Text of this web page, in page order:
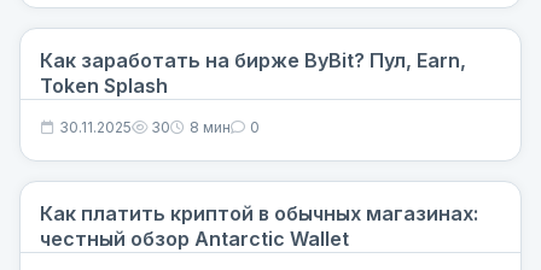
Как заработать на бирже ByBit? Пул, Earn,
Token Splash
30.11.2025 30 8 мин 0
Как платить криптой в обычных магазинах:
честный обзор Antarctic Wallet